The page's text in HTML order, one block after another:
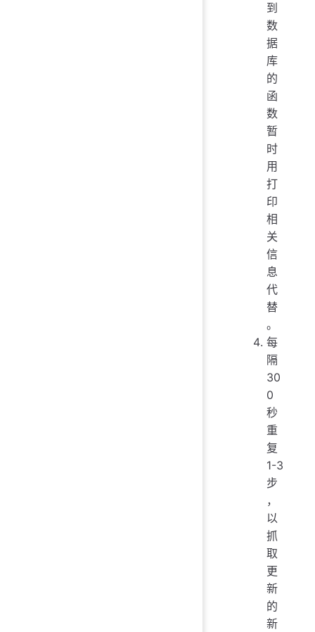
到
数
据
库
的
函
数
暂
时
用
打
印
相
关
信
息
代
替
。
每
隔
30
0
秒
重
复
1-3
步
，
以
抓
取
更
新
的
新